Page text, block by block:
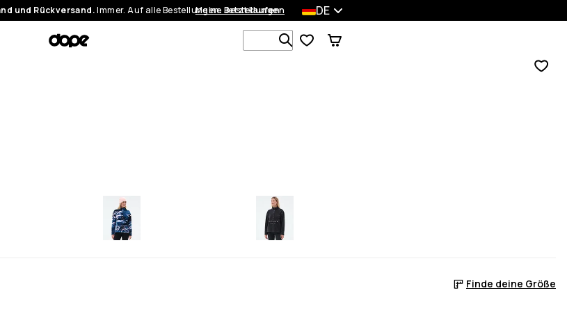
und Rückversand.Immer. Auf alle Bestellungen. Jetzt kaufen
Meine Bestellungen DE
Durchsuche 1 000+ Produkte
Finde deine Größe